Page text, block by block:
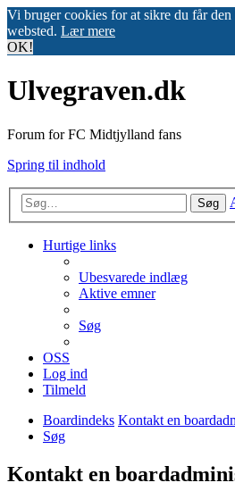
Vi bruger cookies for at sikre du får den
websted. Lær mere
OK!
Ulvegraven.dk
Forum for FC Midtjylland fans
Spring til indhold
Søg
Hurtige links
Ubesvarede indlæg
Aktive emner
Søg
OSS
Log ind
Tilmeld
Boardindeks Kontakt en
Søg
Kontakt en